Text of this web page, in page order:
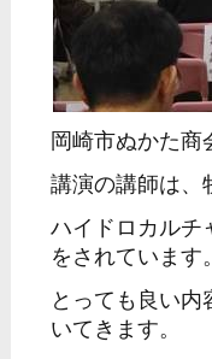
岡崎市ぬかた商
講演の講師は、
ハイドロカルチ
をされています
とっても良い
いてきます。